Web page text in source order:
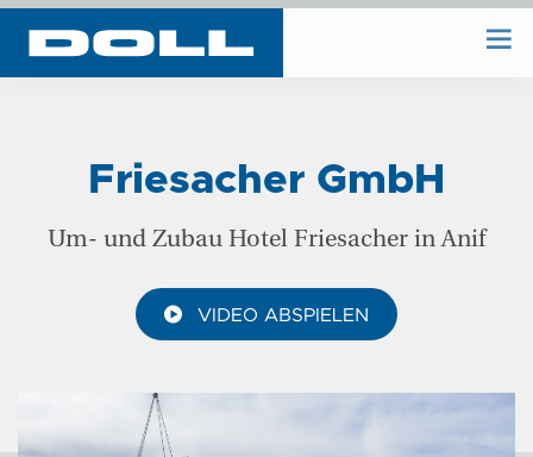
WIR PLANEN
REFERENZEN
Friesacher GmbH
Um- und Zubau Hotel Friesacher in Anif
VIDEO ABSPIELEN